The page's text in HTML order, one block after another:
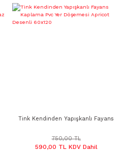
Tink Kendinden Yapışkanlı Fayans
Apricot Desenli 60x120
750,00 TL
590,00 TL KDV Dahil